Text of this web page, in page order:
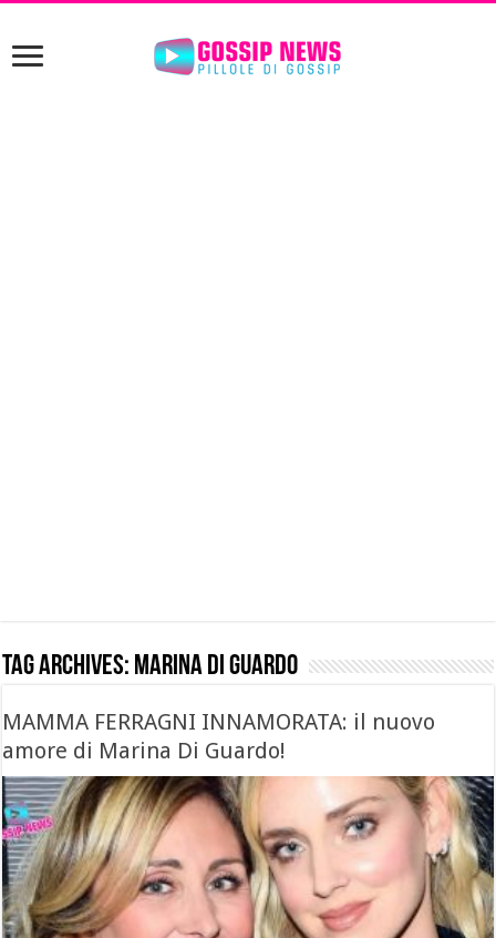
Tag Archives: marina di guardo
MAMMA FERRAGNI INNAMORATA: il nuovo
amore di Marina Di Guardo!